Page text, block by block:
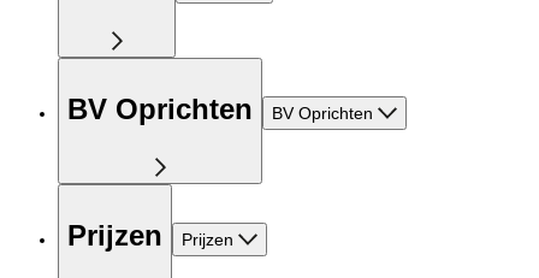
BV Oprichten BV Oprichten
Prijzen Prijzen